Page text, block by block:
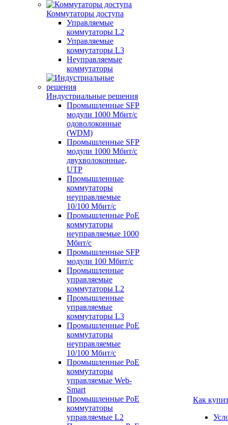
Коммутаторы доступа
Управляемые
коммутаторы L2
Управляемые
коммутаторы L3
Неуправляемые
коммутаторы
Индустриальные решения
Промышленные SFP
модули 1000 Мбит/c
одоволоконные
(WDM)
Промышленные SFP
модули 1000 Мбит/c
двухволоконные,
UTP
Промышленные
коммутаторы
неуправляемые
10/100 Мбит/с
Промышленные PoE
коммутаторы
неуправляемые 1000
Мбит/с
Промышленные SFP
модули 100 Мбит/c
Промышленные
управляемые
коммутаторы L2
Промышленные
управляемые
коммутаторы L3
Промышленные PoE
коммутаторы
неуправляемые
10/100 Мбит/с
Промышленные PoE
коммутаторы
управляемые Web-
Smart
Промышленные PoE
коммутаторы
управляемые L2
Как